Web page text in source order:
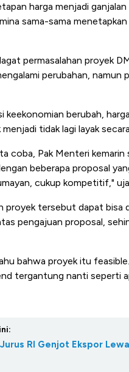
harga menjadi
sama-sama
permasalahan proyek
perubahan, namun
keekonomian berubah,
tidak lagi layak
coba, Pak Menteri
beberapa proposal
cukup kompetitif,"
proyek tersebut dapat bisa
pengajuan proposal,
bahwa proyek itu
tergantung nanti seperti
RI Genjot Ekspor